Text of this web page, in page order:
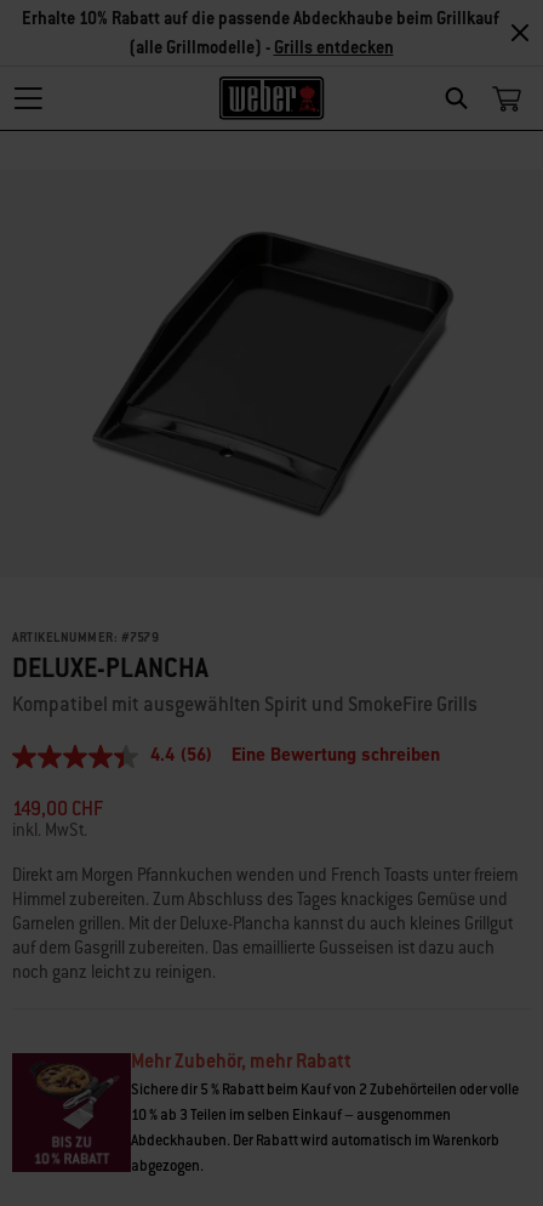
Search
Erhalte 10% Rabatt auf die passende Abdeckhaube beim Grillkauf
(alle Grillmodelle) - Grills entdecken
ARTIKELNUMMER: #7579
DELUXE-PLANCHA
Kompatibel mit ausgewählten Spirit und SmokeFire Grills
4.4
5
Sternen,
durchschnittlicher
Bewertungswert.
Read
56
Reviews.
Link
zur
gleichen
4.4 (56) Eine Bewertung schreiben
149,00 CHF
inkl. MwSt.
Direkt am Morgen Pfannkuchen wenden und French Toasts unter freiem
Himmel zubereiten. Zum Abschluss des Tages knackiges Gemüse und
Garnelen grillen. Mit der Deluxe-Plancha kannst du auch kleines Grillgut
auf dem Gasgrill zubereiten. Das emaillierte Gusseisen ist dazu auch
noch ganz leicht zu reinigen.
Mehr Zubehör, mehr Rabatt
Sichere dir 5 % Rabatt beim Kauf von 2 Zubehörteilen oder volle
10 % ab 3 Teilen im selben Einkauf – ausgenommen
Abdeckhauben. Der Rabatt wird automatisch im Warenkorb
abgezogen.